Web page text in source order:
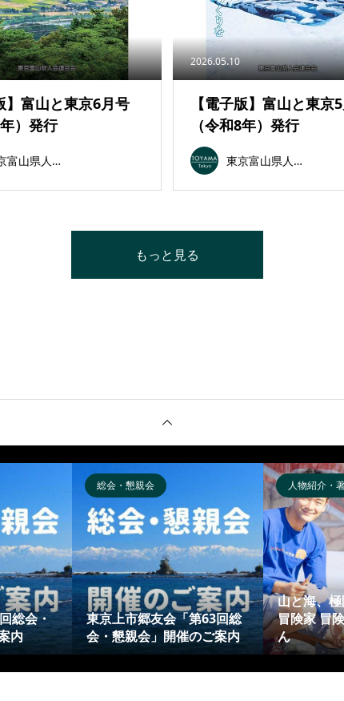
】富山と東京6月号
年）発行
東京富山県人会連合会
2026.05.10
【電子版】富山と東京
（令和8年）発行
東京富山県人会連合会
もっと見る
総会・
内
総会・懇親会
東京上市郷友会「第63回総
会・懇親会」開催のご案内
人物紹介・
山と海、
冒険家 冒
ん